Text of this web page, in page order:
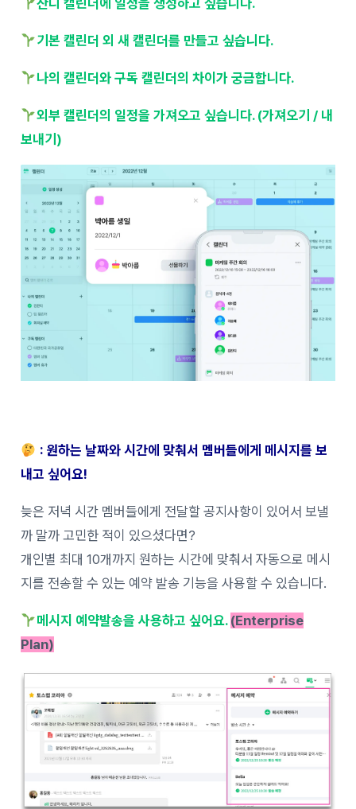
기본 캘린더 외 새 캘린더를 만들고 싶습니다.
나의 캘린더와 구독 캘린더의 차이가 궁금합니다.
외부 캘린더의 일정을 가져오고 싶습니다. (가져오기 / 내
보내기)
: 원하는 날짜와 시간에 맞춰서 멤버들에게 메시지를 보
내고 싶어요!
늦은 저녁 시간 멤버들에게 전달할 공지사항이 있어서 보낼
까 말까 고민한 적이 있으셨다면?
개인별 최대 10개까지 원하는 시간에 맞춰서 자동으로 메시
지를 전송할 수 있는 예약 발송 기능을 사용할 수 있습니다.
메시지 예약발송을 사용하고 싶어요. (Enterprise
Plan)